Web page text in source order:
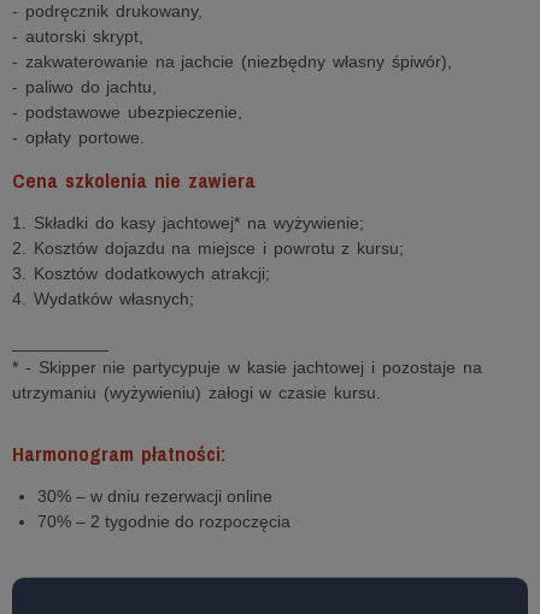
- podręcznik drukowany,
- autorski skrypt,
- zakwaterowanie na jachcie (niezbędny własny śpiwór),
- paliwo do jachtu,
- podstawowe ubezpieczenie,
- opłaty portowe.
Cena szkolenia nie zawiera
1. Składki do kasy jachtowej* na wyżywienie;
2. Kosztów dojazdu na miejsce i powrotu z kursu;
3. Kosztów dodatkowych atrakcji;
4. Wydatków własnych;
* - Skipper nie partycypuje w kasie jachtowej i pozostaje na
utrzymaniu (wyżywieniu) załogi w czasie kursu.
Harmonogram płatności:
30% – w dniu rezerwacji online
70% – 2 tygodnie do rozpoczęcia